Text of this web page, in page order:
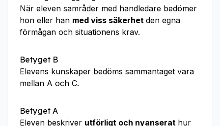
När eleven samråder med handledare bedömer
hon eller han med viss säkerhet den egna
förmågan och situationens krav.
Betyget B
Elevens kunskaper bedöms sammantaget vara
mellan A och C.
Betyget A
Eleven beskriver utförligt och nyanserat hur